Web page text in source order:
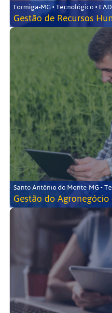
Formiga-MG • Tecnológico • EAD
Gestão de Recursos
Gestão do Agronegócio